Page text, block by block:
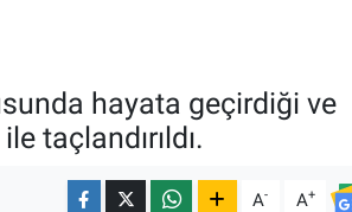
hayata geçirdiği ve
taçlandırıldı.
A- A+